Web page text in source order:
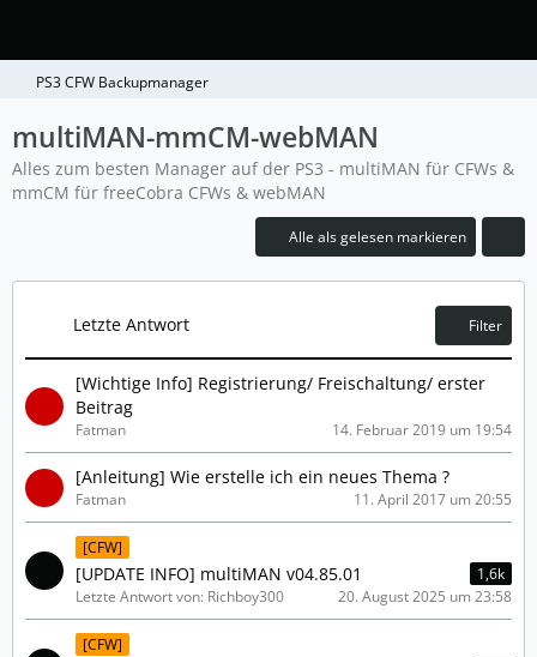
PS3 CFW Backupmanager
multiMAN-mmCM-webMAN
Alles zum besten Manager auf der PS3 - multiMAN für CFWs &
mmCM für freeCobra CFWs & webMAN
Alle als gelesen markieren
Letzte Antwort Filter
[Wichtige Info] Registrierung/ Freischaltung/ erster
Beitrag
Fatman 14. Februar 2019 um 19:54
[Anleitung] Wie erstelle ich ein neues Thema ?
Fatman 11. April 2017 um 20:55
[CFW]
[UPDATE INFO] multiMAN v04.85.01
1,6k
Letzte Antwort von: Richboy300
20. August 2025 um 23:58
[CFW]